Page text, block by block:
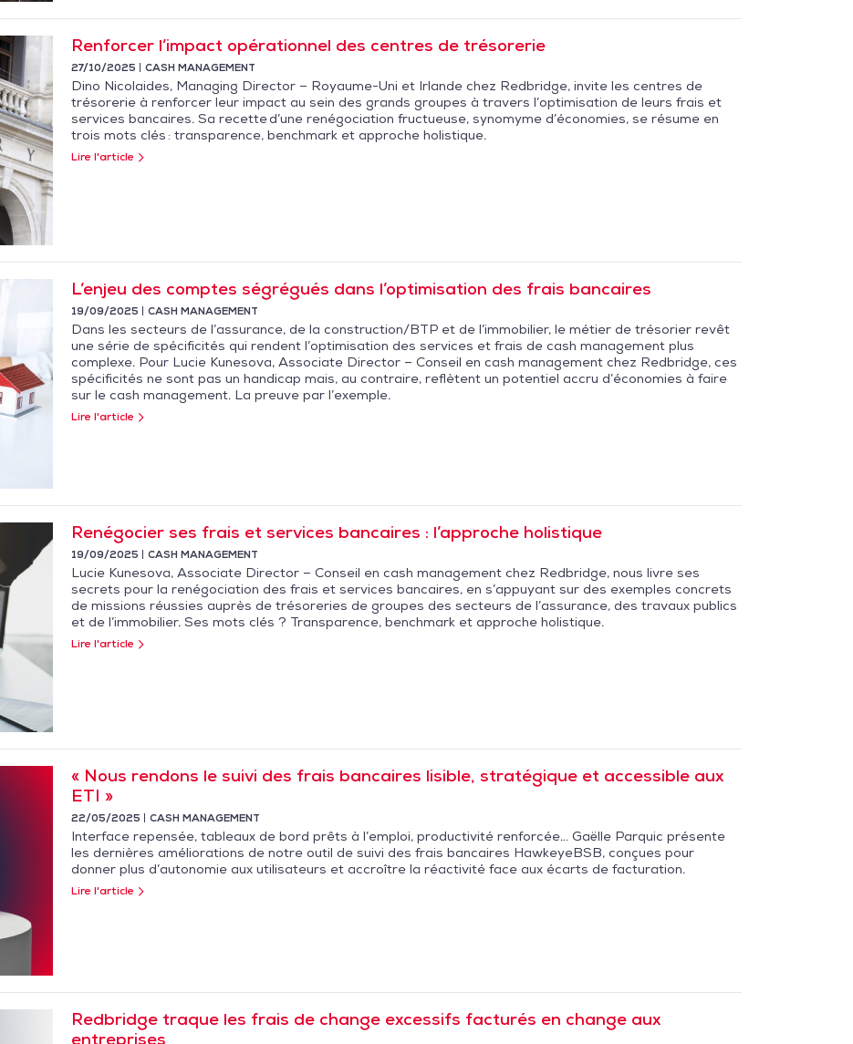
Renforcer l’impact opérationnel des centres de trésorerie
27/10/2025 CASH MANAGEMENT
Dino Nicolaides, Managing Director – Royaume-Uni et Irlande chez Redbridge, invite les centres de
trésorerie à renforcer leur impact au sein des grands groupes à travers l’optimisation de leurs frais et
services bancaires. Sa recette d’une renégociation fructueuse, synomyme d’économies, se résume en
trois mots clés : transparence, benchmark et approche holistique.
Lire l'article
L’enjeu des comptes ségrégués dans l’optimisation des frais bancaires
19/09/2025 CASH MANAGEMENT
Dans les secteurs de l’assurance, de la construction/BTP et de l’immobilier, le métier de trésorier revêt
une série de spécificités qui rendent l’optimisation des services et frais de cash management plus
complexe. Pour Lucie Kunesova, Associate Director – Conseil en cash management chez Redbridge, ces
spécificités ne sont pas un handicap mais, au contraire, reflètent un potentiel accru d’économies à faire
sur le cash management. La preuve par l’exemple.
Lire l'article
Renégocier ses frais et services bancaires : l’approche holistique
19/09/2025 CASH MANAGEMENT
Lucie Kunesova, Associate Director – Conseil en cash management chez Redbridge, nous livre ses
secrets pour la renégociation des frais et services bancaires, en s’appuyant sur des exemples concrets
de missions réussies auprès de trésoreries de groupes des secteurs de l’assurance, des travaux publics
et de l’immobilier. Ses mots clés ? Transparence, benchmark et approche holistique.
Lire l'article
« Nous rendons le suivi des frais bancaires lisible, stratégique et accessible aux
ETI »
22/05/2025 CASH MANAGEMENT
Interface repensée, tableaux de bord prêts à l’emploi, productivité renforcée… Gaëlle Parquic présente
les dernières améliorations de notre outil de suivi des frais bancaires HawkeyeBSB, conçues pour
donner plus d’autonomie aux utilisateurs et accroître la réactivité face aux écarts de facturation.
Lire l'article
Redbridge traque les frais de change excessifs facturés en change aux
entreprises